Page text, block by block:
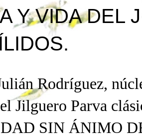
Y VIDA DEL
Rodríguez,
Jilguero Parva
SIN ÁNIMO